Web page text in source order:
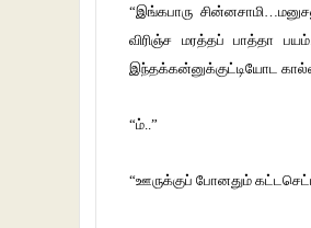
“இங்கபாரு
விரிஞ்ச மரத்தப் பாத்தா
இந்தக்கன்னுக்குட்டியோட
“ம்..”
“ஊருக்குப் போனதும்